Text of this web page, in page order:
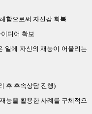
함으로써 자신감 회복
디어 확보
일에 자신의 재능이 어울리는
후 후속상담 진행)
능을 활용한 사례를 구체적으